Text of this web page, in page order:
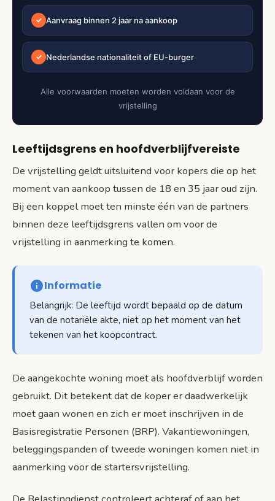
✓ Aanvraag binnen 2 jaar na aankoop
✓ Nederlandse nationaliteit of EU-burger
Alle voorwaarden moeten worden voldaan voor de
vrijstelling
Leeftijdsgrens en hoofdverblijfvereiste
De vrijstelling geldt uitsluitend voor kopers die op het
moment van aankoop tussen de 18 en 35 jaar oud zijn.
Bij een koppel moet ten minste één van de partners
binnen deze leeftijdsgrens vallen om voor de
vrijstelling in aanmerking te komen.
Informatie
Belangrijk: De leeftijd wordt bepaald op de datum
van de notariële akte, niet op het moment van het
tekenen van het koopcontract.
De aangekochte woning moet als hoofdverblijf worden
gebruikt. Dit betekent dat de koper er daadwerkelijk
moet gaan wonen en zich er moet inschrijven in de
Basisregistratie Personen (BRP). Vakantiewoningen,
beleggingspanden of tweede woningen komen niet in
aanmerking voor de startersvrijstelling.